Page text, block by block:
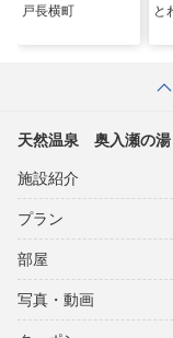
戸長横町
と
天然温泉 奥入瀬の
施設紹介
プラン
部屋
写真・動画